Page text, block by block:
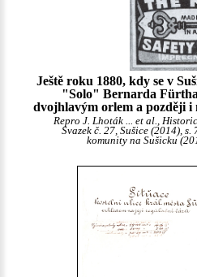
Ještě roku 1880, kdy se v
"Solo" Bernarda Fürtha
dvojhlavým orlem a později
Repro J. Lhoták ... et al.,
Svazek č. 27, Sušice (2014),
komunity na Sušicku